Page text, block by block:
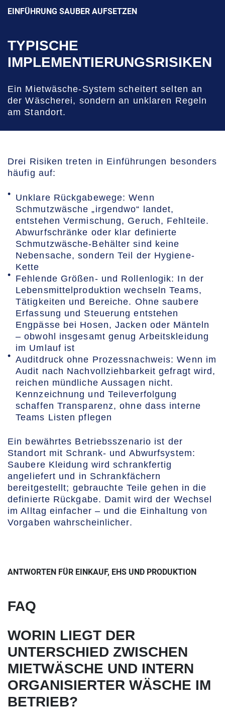
EINFÜHRUNG SAUBER AUFSETZEN
TYPISCHE
IMPLEMENTIERUNGSRISIKEN
Ein Mietwäsche-System scheitert selten an
der Wäscherei, sondern an unklaren Regeln
am Standort.
Drei Risiken treten in Einführungen besonders
häufig auf:
Unklare Rückgabewege: Wenn
Schmutzwäsche „irgendwo“ landet,
entstehen Vermischung, Geruch, Fehlteile.
Abwurfschränke oder klar definierte
Schmutzwäsche-Behälter sind keine
Nebensache, sondern Teil der Hygiene-
Kette
Fehlende Größen- und Rollenlogik: In der
Lebensmittelproduktion wechseln Teams,
Tätigkeiten und Bereiche. Ohne saubere
Erfassung und Steuerung entstehen
Engpässe bei Hosen, Jacken oder Mänteln
– obwohl insgesamt genug Arbeitskleidung
im Umlauf ist
Auditdruck ohne Prozessnachweis: Wenn im
Audit nach Nachvollziehbarkeit gefragt wird,
reichen mündliche Aussagen nicht.
Kennzeichnung und Teileverfolgung
schaffen Transparenz, ohne dass interne
Teams Listen pflegen
Ein bewährtes Betriebsszenario ist der
Standort mit Schrank- und Abwurfsystem:
Saubere Kleidung wird schrankfertig
angeliefert und in Schrankfächern
bereitgestellt; gebrauchte Teile gehen in die
definierte Rückgabe. Damit wird der Wechsel
im Alltag einfacher – und die Einhaltung von
Vorgaben wahrscheinlicher.
ANTWORTEN FÜR EINKAUF, EHS UND PRODUKTION
FAQ
WORIN LIEGT DER
UNTERSCHIED ZWISCHEN
MIETWÄSCHE UND INTERN
ORGANISIERTER WÄSCHE IM
BETRIEB?